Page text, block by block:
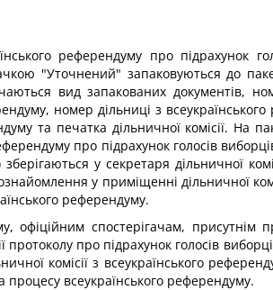
референдуму про підрахунок
"Уточнений" запаковуються до
вид запакованих документів,
номер дільниці з
та печатка дільничної комісії. На
про підрахунок голосів
у секретаря дільничної
у приміщенні дільничної
референдуму.
офіційним спостерігачам, присутнім
про підрахунок голосів
комісії з всеукраїнського
процесу всеукраїнського референдуму.